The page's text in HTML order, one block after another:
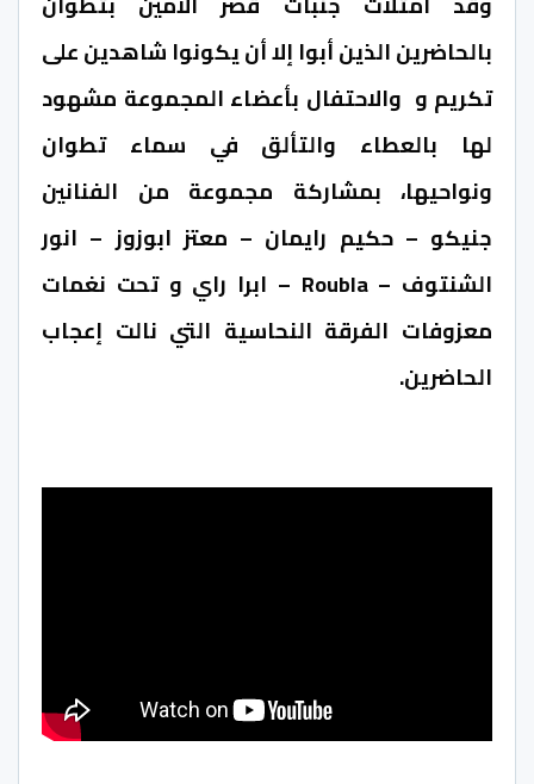
بالحاضرين الذين أبوا إلا أن يكونوا شاهدين على
تكريم و والاحتفال بأعضاء المجموعة مشهود
لها بالعطاء والتألق في سماء تطوان
ونواحيها، بمشاركة مجموعة من الفنانين
جنيكو – حكيم رايمان – معتز ابوزوز – انور
الشنتوف – Roubla – ابرا راي و تحت نغمات
معزوفات الفرقة النحاسية التي نالت إعجاب
الحاضرين.